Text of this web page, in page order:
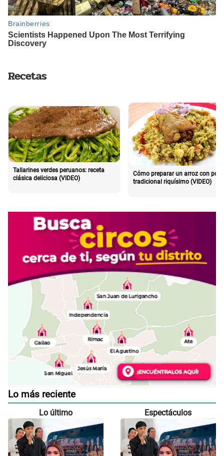
Recetas
Tallarines verdes peruanos: receta
clásica deliciosa (VIDEO)
Cómo preparar un arroz con pollo
tradicional riquísimo (VIDEO)
Lo más reciente
Lo último Espectáculos